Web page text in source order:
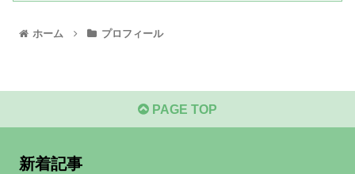
ホーム プロフィール
PAGE TOP
新着記事